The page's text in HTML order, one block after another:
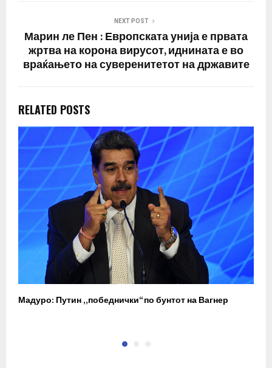
NEXT POST
Марин ле Пен : Европската унија е првата
жртва на корона вирусот, иднината е во
враќањето на суверенитетот на државите
RELATED POSTS
Мадуро: Путин „победнички“ по бунтот на Вагнер